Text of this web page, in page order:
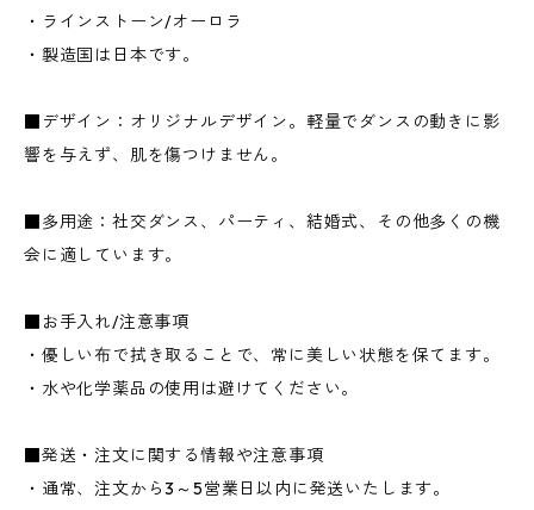
・ラインストーン/オーロラ
・製造国は日本です。
■デザイン：オリジナルデザイン。軽量でダンスの動きに影
響を与えず、肌を傷つけません。
■多用途：社交ダンス、パーティ、結婚式、その他多くの機
会に適しています。
■お手入れ/注意事項
・優しい布で拭き取ることで、常に美しい状態を保てます。
・水や化学薬品の使用は避けてください。
■発送・注文に関する情報や注意事項
・通常、注文から3～5営業日以内に発送いたします。